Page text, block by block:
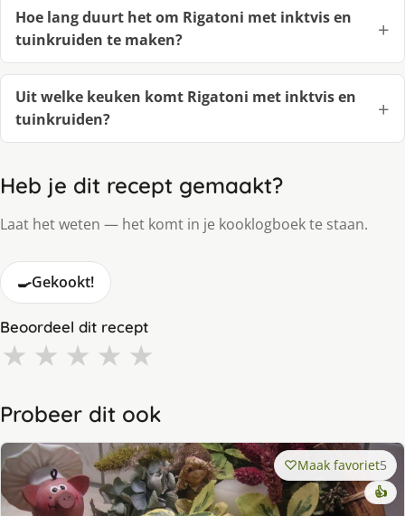
Hoe lang duurt het om Rigatoni met inktvis en
tuinkruiden te maken?
Uit welke keuken komt Rigatoni met inktvis en
tuinkruiden?
Heb je dit recept gemaakt?
Laat het weten — het komt in je kooklogboek te staan.
🍳Gekookt!
Beoordeel dit recept
★ ★ ★ ★ ★
Probeer dit ook
Maak favoriet5
👍